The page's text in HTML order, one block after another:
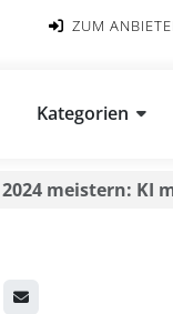
ZUM
Kategorien
2024 meistern: KI